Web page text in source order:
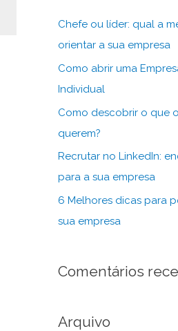
Chefe ou líder: qual a
orientar a sua empresa
Como abrir uma
Individual
Como descobrir o que
querem?
Recrutar no LinkedIn:
para a sua empresa
6 Melhores dicas para
sua empresa
Comentários
Arquivo